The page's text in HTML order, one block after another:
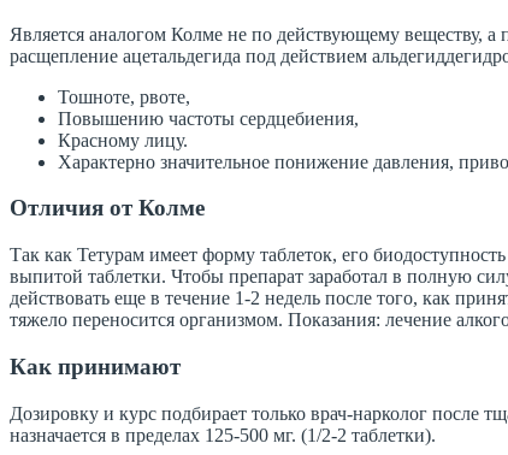
Является аналогом Колме не по действующему веществу,
расщепление ацетальдегида под действием
Тошноте, рвоте,
Повышению частоты сердцебиения,
Красному лицу.
Характерно значительное понижение давления,
Отличия от Колме
Так как Тетурам имеет форму таблеток, его
выпитой таблетки. Чтобы препарат заработал в полную
действовать еще в течение 1-2 недель после того, как
тяжело переносится организмом. Показания: лечение
Как принимают
Дозировку и курс подбирает только врач-нарколог после
назначается в пределах 125-500 мг. (1/2-2 таблетки).